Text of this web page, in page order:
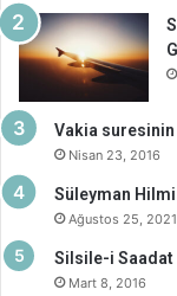
Vakia
Nisan 23, 2016
Süleyman
Ağustos 25, 2021
Silsile-i Saadat
Mart 8, 2016